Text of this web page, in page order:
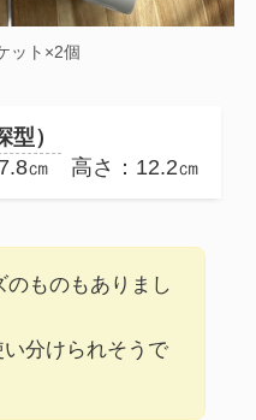
ット×2個
）
㎝ 高さ：12.2㎝
のものもありまし
分けられそうで